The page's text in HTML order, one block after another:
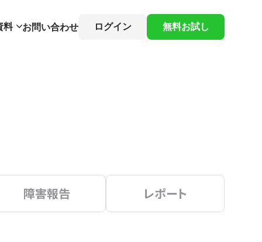
料 お問い合わせ ログイン 無料お試し
障害報告 レポート